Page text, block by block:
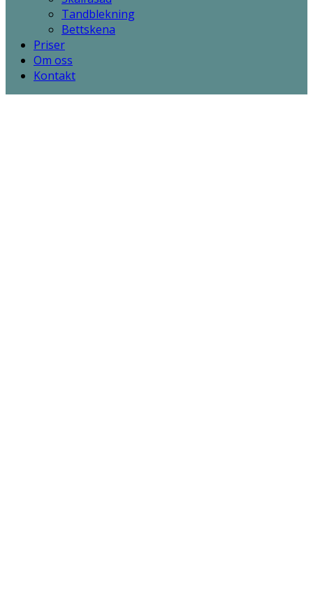
Tandblekning
Bettskena
Priser
Om oss
Kontakt